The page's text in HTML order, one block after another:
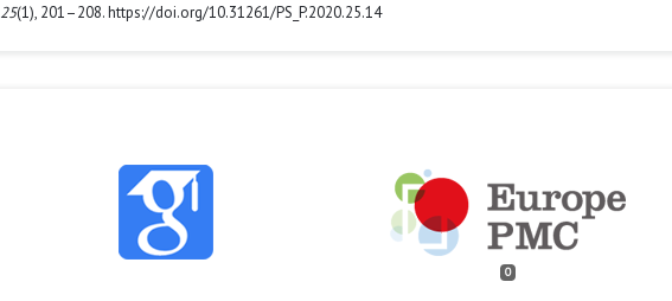
25(1), 201–208. https://doi.org/10.31261/PS_P.2020.25.14
0